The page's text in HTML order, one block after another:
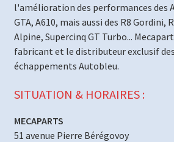
l'amélioration des performances des
GTA, A610, mais aussi des R8 Gordini,
Alpine, Supercinq GT Turbo...
fabricant et le distributeur exclusif
échappements Autobleu.
SITUATION & HORAIRES :
MECAPARTS
51 avenue Pierre Bérégovoy